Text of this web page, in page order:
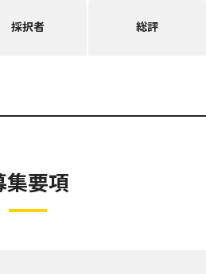
採択者 総評
集要項